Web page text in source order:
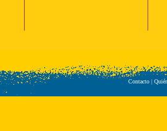
Contacto|